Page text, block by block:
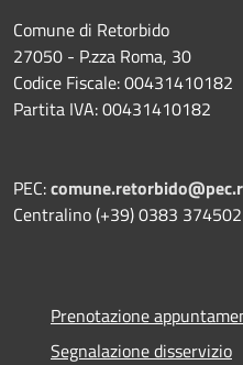
Comune di Retorbido
27050 - P.zza Roma, 30
Codice Fiscale: 00431410182
Partita IVA: 00431410182
PEC:
Centralino (+39) 0383 374502
Prenotazione
Segnalazione disservizio